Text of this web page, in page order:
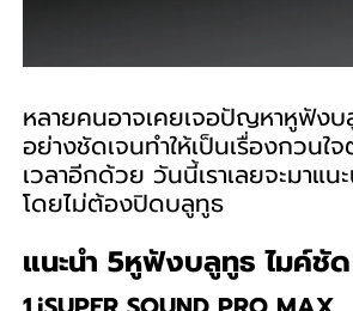
หลายคนอาจเคยเจอปัญหาหูฟัง
อย่างชัดเจนทำให้เป็นเรื่องกวน
เวลาอีกด้วย วันนี้เราเลยจะมา
โดยไม่ต้องปิดบลูทูธ
แนะนำ 5หูฟังบลูทูธ ไมค์ชั